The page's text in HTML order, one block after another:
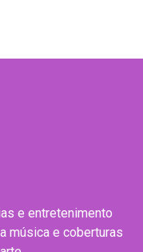
e entretenimento
música e coberturas